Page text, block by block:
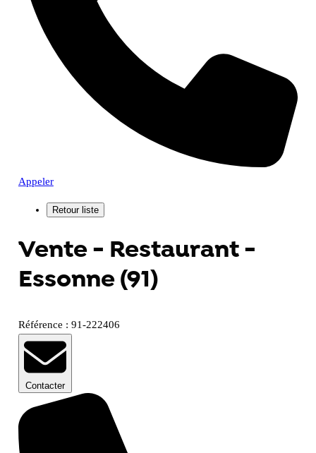
Appeler
Vente - Restaurant -
Essonne (91)
Référence : 91-222406
Contacter